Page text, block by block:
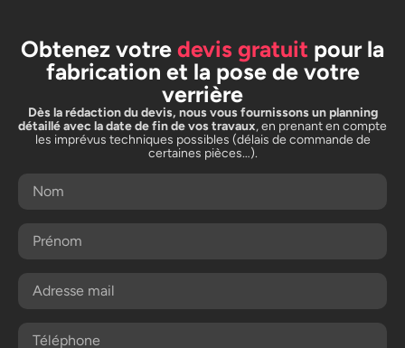
Obtenez votre devis gratuit pour la
fabrication et la pose de votre
verrière
Dès la rédaction du devis, nous vous fournissons un planning
détaillé avec la date de fin de vos travaux, en prenant en compte
les imprévus techniques possibles (délais de commande de
certaines pièces…).